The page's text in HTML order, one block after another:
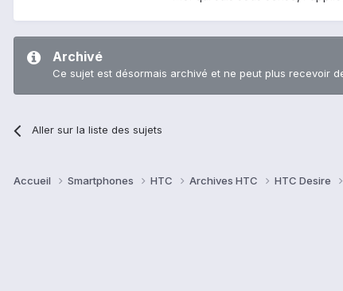
Archivé
Ce sujet est désormais archivé et ne peut plus recevoir
Aller sur la liste des sujets
Accueil Smartphones HTC Archives HTC HTC Desire